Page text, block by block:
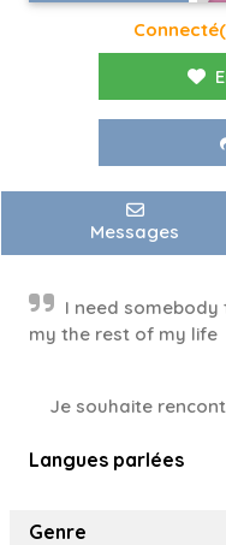
Messages
I need
my the rest of my life
Je souhaite
Langues parlées
Genre